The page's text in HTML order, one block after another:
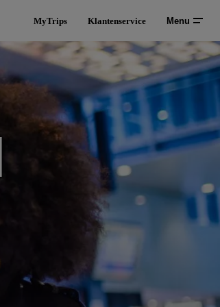
MyTrips Klantenservice Menu